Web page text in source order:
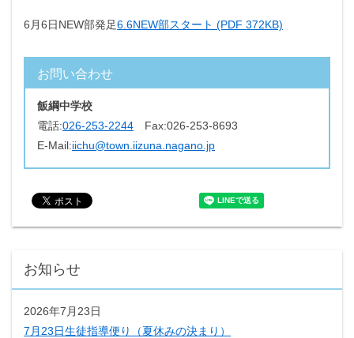
6月6日NEW部発足6.6NEW部スタート (PDF 372KB)
お問い合わせ
飯綱中学校
電話:026-253-2244 Fax:026-253-8693
E-Mail:iichu@town.iizuna.nagano.jp
お知らせ
2026年7月23日
7月23日生徒指導便り（夏休みの決まり）